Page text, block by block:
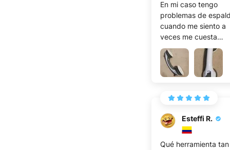
En mi caso tengo
problemas de
cuando me siento a
veces me cuesta
levantarme y este
me ayuda mucho
sentido, ahora me
levanto fácilmente
mueve en absoluto a
menos que pulse el
botón
Esteffi R.
Qué herramienta tan